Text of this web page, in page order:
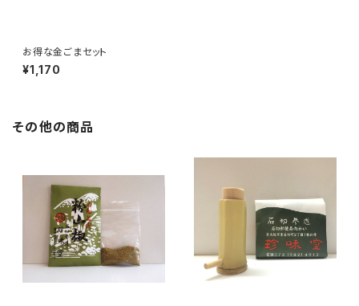
お得な金ごまセット
¥1,170
その他の商品